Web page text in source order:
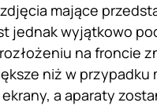
mające
jednak wyjątkowo
na froncie
niż w przypadku
a aparaty